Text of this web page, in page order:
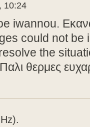
10:24
iwannou.
could not be
the
θερμες